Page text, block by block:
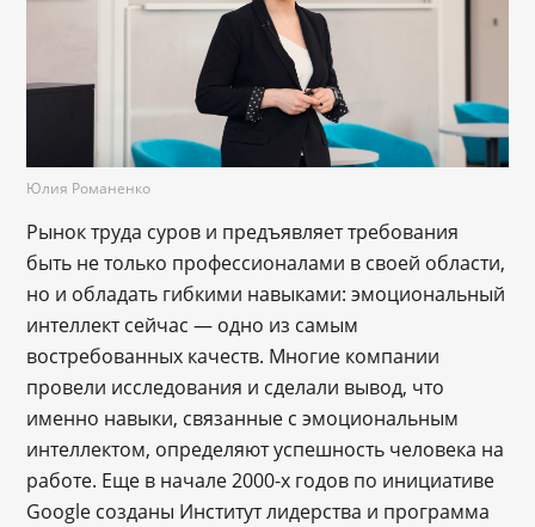
Юлия Романенко
Рынок труда суров и предъявляет требования
быть не только профессионалами в своей области,
но и обладать гибкими навыками: эмоциональный
интеллект сейчас — одно из самым
востребованных качеств. Многие компании
провели исследования и сделали вывод, что
именно навыки, связанные с эмоциональным
интеллектом, определяют успешность человека на
работе. Еще в начале 2000-х годов по инициативе
Google созданы Институт лидерства и программа